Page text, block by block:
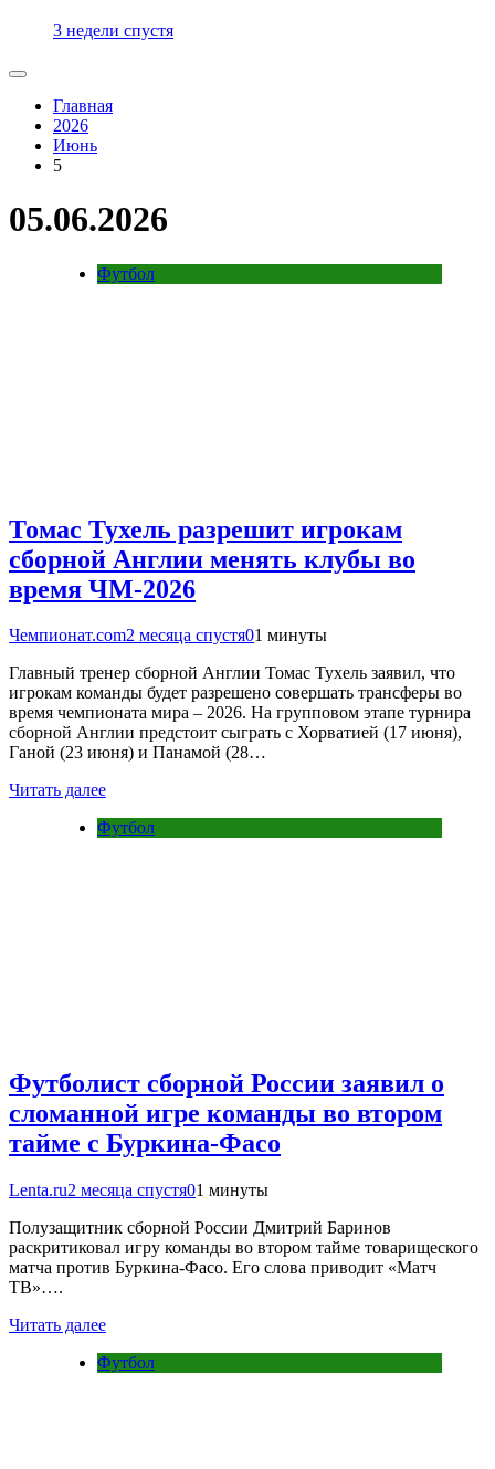
3 недели спустя
Главная
2026
Июнь
5
05.06.2026
Футбол
Томас Тухель разрешит игрокам
сборной Англии менять клубы во
время ЧМ-2026
Чемпионат.com2 месяца спустя01 минуты
Главный тренер сборной Англии Томас Тухель заявил, что
игрокам команды будет разрешено совершать трансферы во
время чемпионата мира – 2026. На групповом этапе турнира
сборной Англии предстоит сыграть с Хорватией (17 июня),
Ганой (23 июня) и Панамой (28…
Читать далее
Футбол
Футболист сборной России заявил о
сломанной игре команды во втором
тайме с Буркина-Фасо
Lenta.ru2 месяца спустя01 минуты
Полузащитник сборной России Дмитрий Баринов
раскритиковал игру команды во втором тайме товарищеского
матча против Буркина‑Фасо. Его слова приводит «Матч
ТВ»….
Читать далее
Футбол